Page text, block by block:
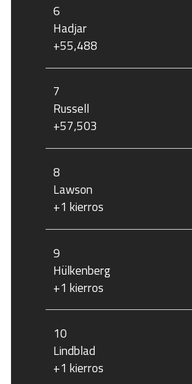
6
Hadjar
+55,488
7
Russell
+57,503
8
Lawson
+1 kierros
9
Hülkenberg
+1 kierros
10
Lindblad
+1 kierros